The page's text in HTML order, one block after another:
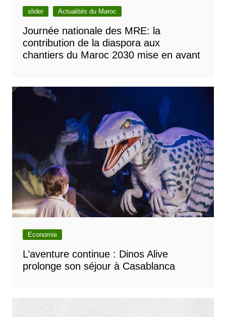
slider Actualités du Maroc
Journée nationale des MRE: la
contribution de la diaspora aux
chantiers du Maroc 2030 mise en avant
Economie
L’aventure continue : Dinos Alive
prolonge son séjour à Casablanca